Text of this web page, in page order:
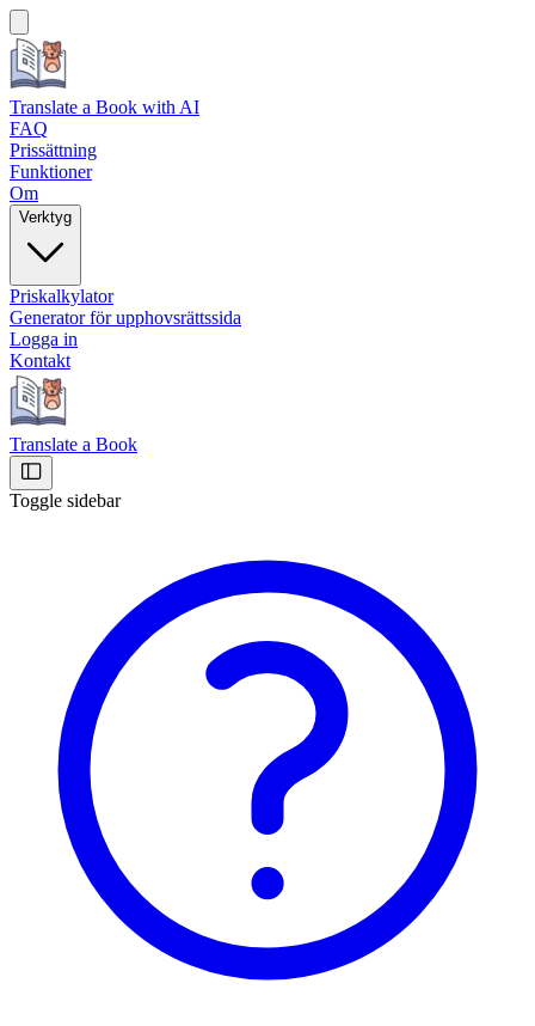
Translate a Book with AI
FAQ
Prissättning
Funktioner
Om
Verktyg
Priskalkylator
Generator för upphovsrättssida
Logga in
Kontakt
Translate a Book
Toggle sidebar